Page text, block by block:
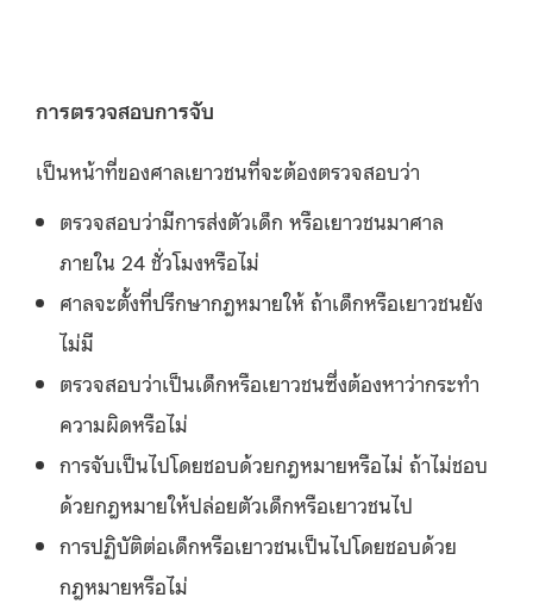
การตรวจสอบการจับ
เป็นหน้าที่ของศาลเยาวชนที่จะต้องตรวจสอบว่า
ตรวจสอบว่ามีการส่งตัวเด็ก หรือเยาวชนมาศาล
ภายใน 24 ชั่วโมงหรือไม่
ศาลจะตั้งที่ปรึกษากฎหมายให้ ถ้าเด็กหรือเยาวชนยัง
ไม่มี
ตรวจสอบว่าเป็นเด็กหรือเยาวชนซึ่งต้องหาว่ากระทำ
ความผิดหรือไม่
การจับเป็นไปโดยชอบด้วยกฎหมายหรือไม่ ถ้าไม่ชอบ
ด้วยกฎหมายให้ปล่อยตัวเด็กหรือเยาวชนไป
การปฏิบัติต่อเด็กหรือเยาวชนเป็นไปโดยชอบด้วย
กฎหมายหรือไม่